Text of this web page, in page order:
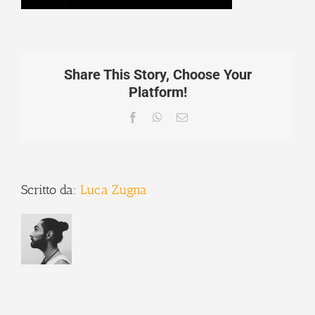
Share This Story, Choose Your
Platform!
FacebookWhatsApp
Email
Scritto da: Luca Zugna